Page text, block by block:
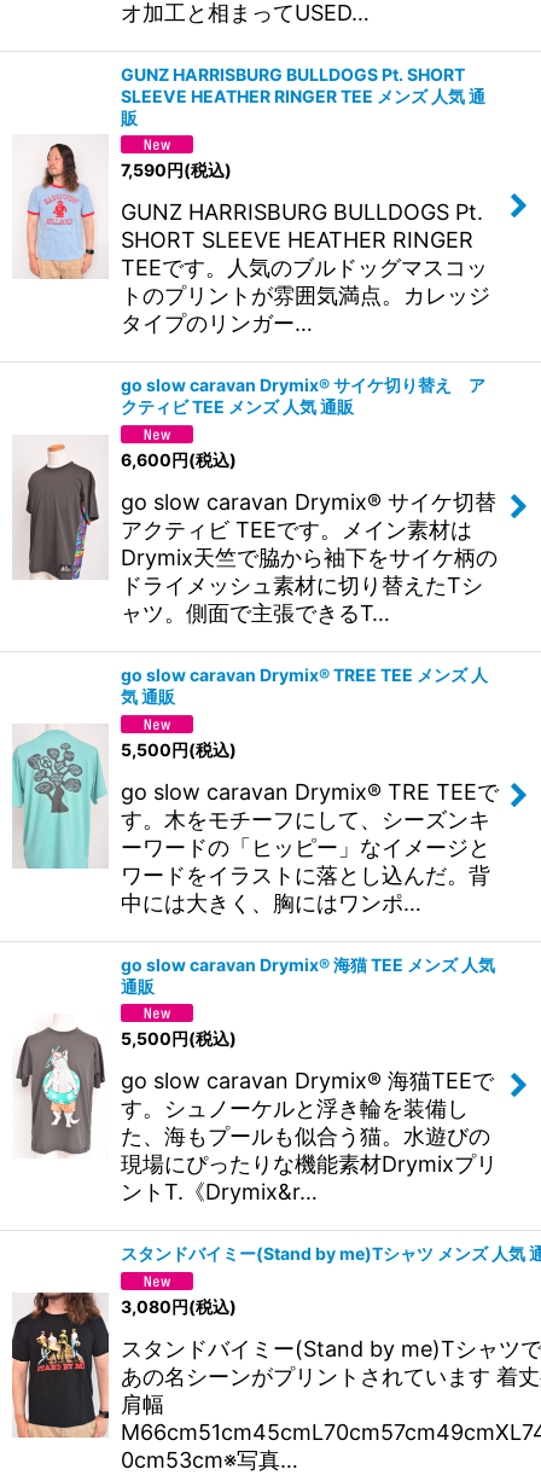
オ加工と相まってUSED…
GUNZ HARRISBURG BULLDOGS Pt. SHORT
SLEEVE HEATHER RINGER TEE メンズ 人気 通
販
7,590円(税込)
GUNZ HARRISBURG BULLDOGS Pt.
SHORT SLEEVE HEATHER RINGER
TEEです。人気のブルドッグマスコッ
トのプリントが雰囲気満点。カレッジ
タイプのリンガー…
go slow caravan Drymix® サイケ切り替え ア
クティビ TEE メンズ 人気 通販
6,600円(税込)
go slow caravan Drymix® サイケ切替
アクティビ TEEです。メイン素材は
Drymix天竺で脇から袖下をサイケ柄の
ドライメッシュ素材に切り替えたTシ
ャツ。側面で主張できるT…
go slow caravan Drymix® TREE TEE メンズ 人
気 通販
5,500円(税込)
go slow caravan Drymix® TRE TEEで
す。木をモチーフにして、シーズンキ
ーワードの「ヒッピー」なイメージと
ワードをイラストに落とし込んだ。背
中には大きく、胸にはワンポ…
go slow caravan Drymix® 海猫 TEE メンズ 人気
通販
5,500円(税込)
go slow caravan Drymix® 海猫TEEで
す。シュノーケルと浮き輪を装備し
た、海もプールも似合う猫。水遊びの
現場にぴったりな機能素材Drymixプリ
ントT.《Drymix&r…
スタンドバイミー(Stand by me)Tシャツ メンズ 人気
3,080円(税込)
スタンドバイミー(Stand by me)Tシャツ
あの名シーンがプリントされています 着
肩幅
0cm53cm※写真…